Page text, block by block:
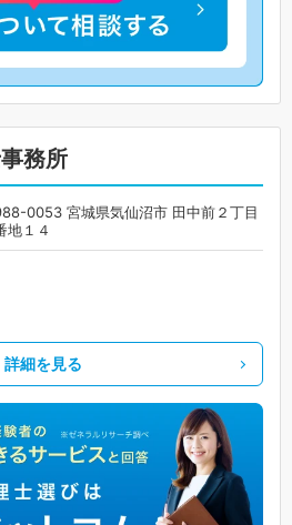
務所
0053 宮城県気仙沼市 田中前２丁目
地１４
詳細を見る